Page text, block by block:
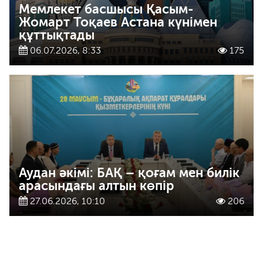
Мемлекет басшысы Қасым-
Жомарт Тоқаев Астана күнімен
құттықтады
06.07.2026, 8:33 175
Аудан әкімі: БАҚ – қоғам мен билік
арасындағы алтын көпір
27.06.2026, 10:10 206